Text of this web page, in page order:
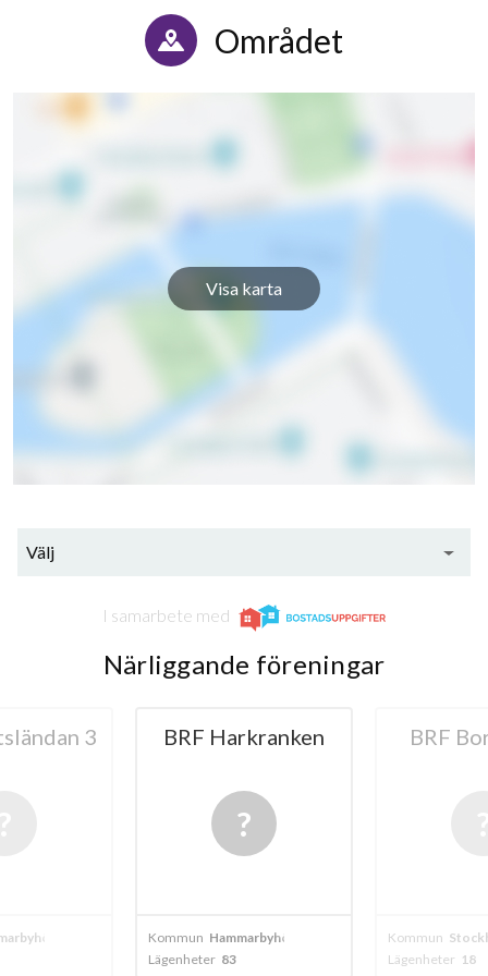
Området
Visa karta
Välj
I samarbete med
Närliggande föreningar
3 BRF Harkranken
Kommun Hammarbyhöjden
Lägenheter 83
BRF
Kommun
Lägenheter 18